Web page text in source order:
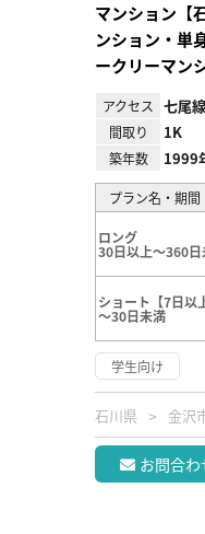
マンション【
ンション・単
ークリーマン
アクセス 七尾
間取り 1K
築年数 1999
プラン名・期間
ロング
30日以上～360日
ショート【7日以
～30日未満
学生向け
石川県 金沢
お問合わ